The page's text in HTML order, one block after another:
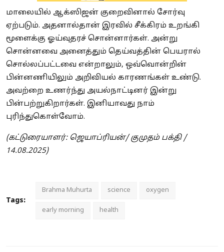
மாலையில் ஆக்ஸிஜன் குறைவினால் சோர்வு
ஏற்படும். அதனால்தான் இரவில் சீக்கிரம் உறங்கி
மூளைக்கு ஓய்வுதரச் சொன்னார்கள். அன்று
சொன்னவை அனைத்தும் தெய்வத்தின் பெயரால்
சொல்லப்பட்டவை என்றாலும், ஒவ்வொன்றின்
பின்னணியிலும் அறிவியல் காரணங்கள் உண்டு.
அவற்றை உணர்ந்து அயல்நாட்டினர் இன்று
பின்பற்றுகிறார்கள். இனியாவது நாம்
புரிந்துகொள்வோம்.
(கட்டுரையாளர்: ஜெயாப்ரியன்/ குமுதம் பக்தி /
14.08.2025)
Tags:
Brahma Muhurta science oxygen
early morning health